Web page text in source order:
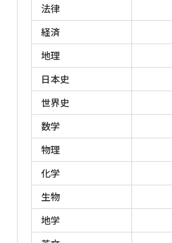
Ａ日程(6月中〜下旬)［
6/21(日)］
地方公務員［大卒程度］
同じ試験日に実施され、
の問題が出題されます。
の比較的大きな市が該当し
Ｂ日程(7月中旬)［2026年
7/12(日)］
地域的な偏りはなく、全
れるタイプです。
Ｃ日程(9月中〜下旬)［
9/20(日)］
例年全国的に最も多くの
法律
経済
地理
日本史
世界史
数学
物理
化学
生物
地学